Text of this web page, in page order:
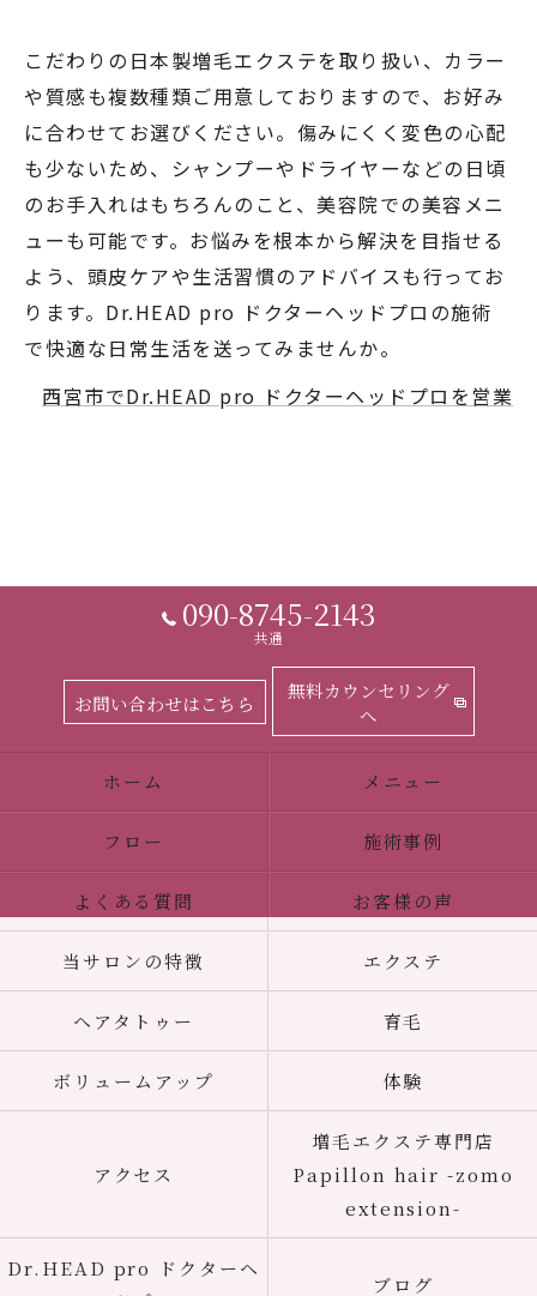
こだわりの日本製増毛エクステを取り扱い、カラー
や質感も複数種類ご用意しておりますので、お好み
に合わせてお選びください。傷みにくく変色の心配
も少ないため、シャンプーやドライヤーなどの日頃
のお手入れはもちろんのこと、美容院での美容メニ
ューも可能です。お悩みを根本から解決を目指せる
よう、頭皮ケアや生活習慣のアドバイスも行ってお
ります。Dr.HEAD pro ドクターヘッドプロの施術
で快適な日常生活を送ってみませんか。
西宮市でDr.HEAD pro ドクターヘッドプロを営業
090-8745-2143
共通
お問い合わせはこちら
無料カウンセリング
へ
ホーム メニュー
フロー 施術事例
よくある質問 お客様の声
当サロンの特徴 エクステ
ヘアタトゥー 育毛
ボリュームアップ 体験
アクセス
増毛エクステ専門店
Papillon hair -zomo
extension-
Dr.HEAD pro ドクターヘ
ブログ